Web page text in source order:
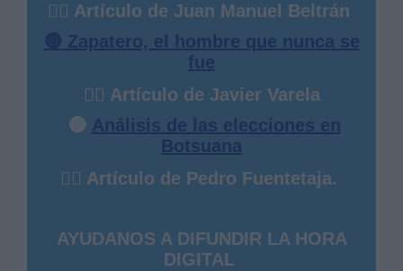
✍🏻 Artículo de Juan Manuel Beltrán
🔴 Zapatero, el hombre que nunca se
fue
✍🏻 Artículo de Javier Varela
🔴 Análisis de las elecciones en
Botsuana
✍🏻 Artículo de Pedro Fuentetaja.
AYUDANOS A DIFUNDIR LA HORA
DIGITAL